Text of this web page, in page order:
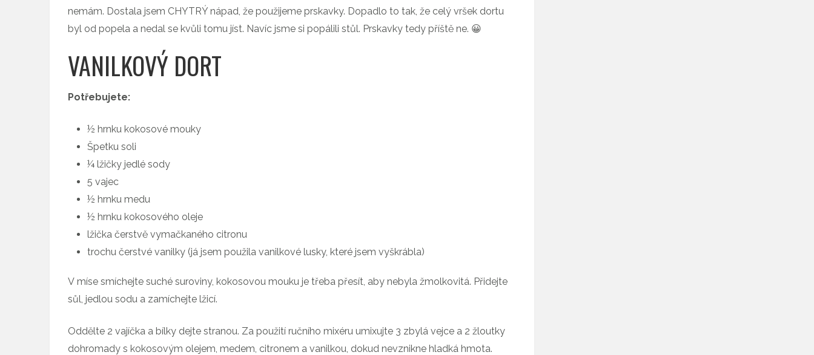
nemám. Dostala jsem CHYTRÝ nápad, že použijeme prskavky. Dopadlo to tak, že celý vršek dortu
byl od popela a nedal se kvůli tomu jíst. Navíc jsme si popálili stůl. Prskavky tedy příště ne. 😀
VANILKOVÝ DORT
Potřebujete:
½ hrnku kokosové mouky
Špetku soli
¼ lžičky jedlé sody
5 vajec
½ hrnku medu
½ hrnku kokosového oleje
lžička čerstvě vymačkaného citronu
trochu čerstvé vanilky (já jsem použila vanilkové lusky, které jsem vyškrábla)
V míse smíchejte suché suroviny, kokosovou mouku je třeba přesít, aby nebyla žmolkovitá. Přidejte
sůl, jedlou sodu a zamíchejte lžicí.
Oddělte 2 vajíčka a bílky dejte stranou. Za použití ručního mixéru umixujte 3 zbylá vejce a 2 žloutky
dohromady s kokosovým olejem, medem, citronem a vanilkou, dokud nevznikne hladká hmota.